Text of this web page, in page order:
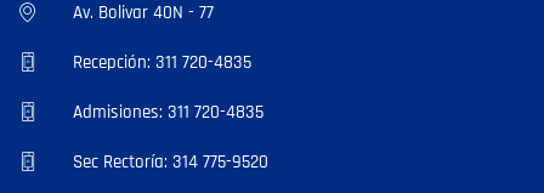
Av. Bolivar 40N - 77
Recepción: 311 720-4835
Admisiones: 311 720-4835
Sec Rectoría: 314 775-9520